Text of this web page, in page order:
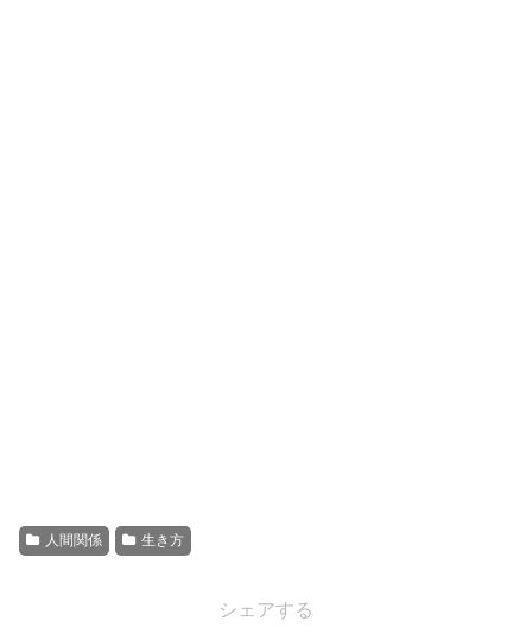
人間関係 生き方
シェアする